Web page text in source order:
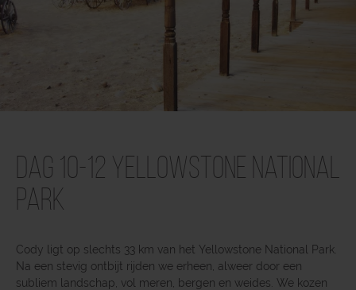
Dag 10-12 Yellowstone National
Park
Cody ligt op slechts 33 km van het Yellowstone National Park.
Na een stevig ontbijt rijden we erheen, alweer door een
subliem landschap, vol meren, bergen en weides. We kozen